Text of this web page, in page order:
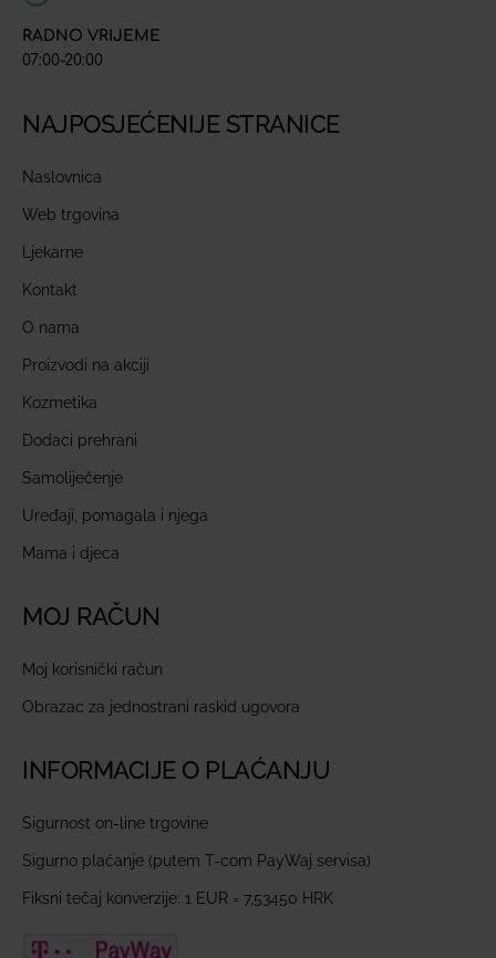
RADNO VRIJEME
07:00-20:00
NAJPOSJEĆENIJE STRANICE
Naslovnica
Web trgovina
Ljekarne
Kontakt
O nama
Proizvodi na akciji
Kozmetika
Dodaci prehrani
Samoliječenje
Uređaji, pomagala i njega
Mama i djeca
MOJ RAČUN
Moj korisnički račun
Obrazac za jednostrani raskid ugovora
INFORMACIJE O PLAĆANJU
Sigurnost on-line trgovine
Sigurno plaćanje (putem T-com PayWaj servisa)
Fiksni tečaj konverzije: 1 EUR = 7,53450 HRK